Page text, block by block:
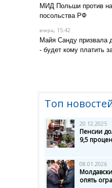
МИД Польши против
посольства РФ
вчера, 15:42
Майя Санду призвала
- будет кому платить
Топ
20.12.2025
Пенсии
9,5
08.01.2026
опять